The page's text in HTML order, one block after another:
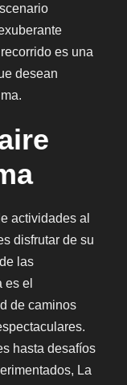
es una
desean
actividades al
disfrutar de su
las
es el
de caminos
hasta desafíos
La